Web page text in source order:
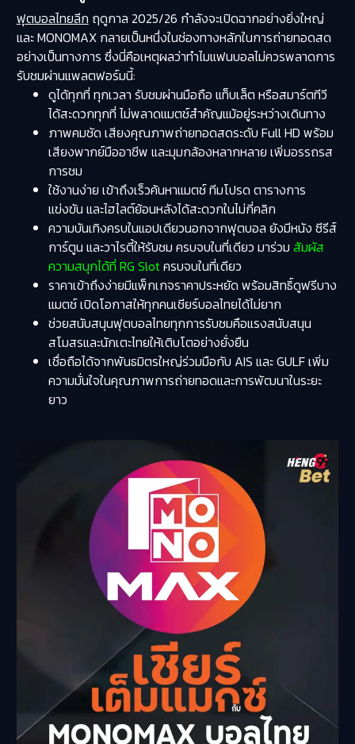
ฟุตบอลไทยลีก ฤดูกาล 2025/26 กำลังจะเปิดฉากอย่างยิ่งใหญ่
และ MONOMAX กลายเป็นหนึ่งในช่องทางหลักในการถ่ายทอดสด
อย่างเป็นทางการ ซึ่งนี่คือเหตุผลว่าทำไมแฟนบอลไม่ควรพลาดการ
รับชมผ่านแพลตฟอร์มนี้:
ดูได้ทุกที่ ทุกเวลา รับชมผ่านมือถือ แท็บเล็ต หรือสมาร์ตทีวี
ได้สะดวกทุกที่ ไม่พลาดแมตช์สำคัญแม้อยู่ระหว่างเดินทาง
ภาพคมชัด เสียงคุณภาพถ่ายทอดสดระดับ Full HD พร้อม
เสียงพากย์มืออาชีพ และมุมกล้องหลากหลาย เพิ่มอรรถรส
การชม
ใช้งานง่าย เข้าถึงเร็วค้นหาแมตช์ ทีมโปรด ตารางการ
แข่งขัน และไฮไลต์ย้อนหลังได้สะดวกในไม่กี่คลิก
ความบันเทิงครบในแอปเดียวนอกจากฟุตบอล ยังมีหนัง ซีรีส์
การ์ตูน และวาไรตี้ให้รับชม ครบจบในที่เดียว มาร่วม สัมผัส
ความสนุกได้ที่ RG Slotครบจบในที่เดียว
ราคาเข้าถึงง่ายมีแพ็กเกจราคาประหยัด พร้อมสิทธิ์ดูฟรีบาง
แมตช์ เปิดโอกาสให้ทุกคนเชียร์บอลไทยได้ไม่ยาก
ช่วยสนับสนุนฟุตบอลไทยทุกการรับชมคือแรงสนับสนุน
สโมสรและนักเตะไทยให้เติบโตอย่างยั่งยืน
เชื่อถือได้จากพันธมิตรใหญ่ร่วมมือกับ AIS และ GULF เพิ่ม
ความมั่นใจในคุณภาพการถ่ายทอดและการพัฒนาในระยะ
ยาว